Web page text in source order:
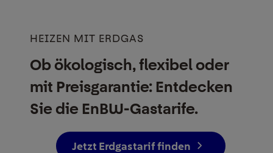
HEIZEN MIT ERDGAS
Ob ökologisch, flexibel oder
mit Preisgarantie: Entdecken
Sie die EnBW-Gastarife.
Jetzt Erdgastarif finden